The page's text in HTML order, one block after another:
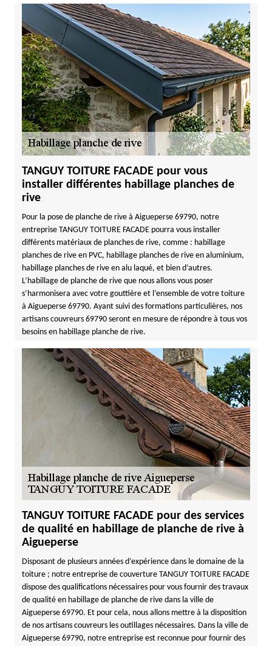
TANGUY TOITURE FACADE pour vous
installer différentes habillage planches de
rive
Pour la pose de planche de rive à Aigueperse 69790, notre
entreprise TANGUY TOITURE FACADE pourra vous installer
différents matériaux de planches de rive, comme : habillage
planches de rive en PVC, habillage planches de rive en aluminium,
habillage planches de rive en alu laqué, et bien d’autres.
L’habillage de planche de rive que nous allons vous poser
s’harmonisera avec votre gouttière et l’ensemble de votre toiture
à Aigueperse 69790. Ayant suivi des formations particulières, nos
artisans couvreurs 69790 seront en mesure de répondre à tous vos
besoins en habillage planche de rive.
TANGUY TOITURE FACADE pour des services
de qualité en habillage de planche de rive à
Aigueperse
Disposant de plusieurs années d’expérience dans le domaine de la
toiture ; notre entreprise de couverture TANGUY TOITURE FACADE
dispose des qualifications nécessaires pour vous fournir des travaux
de qualité en habillage de planche de rive dans la ville de
Aigueperse 69790. Et pour cela, nous allons mettre à la disposition
de nos artisans couvreurs les outillages nécessaires. Dans la ville de
Aigueperse 69790, notre entreprise est reconnue pour fournir des